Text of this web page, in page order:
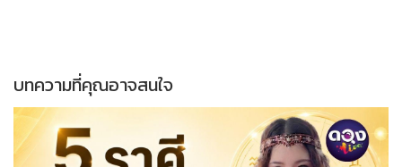
บทความที่คุณอาจสนใจ